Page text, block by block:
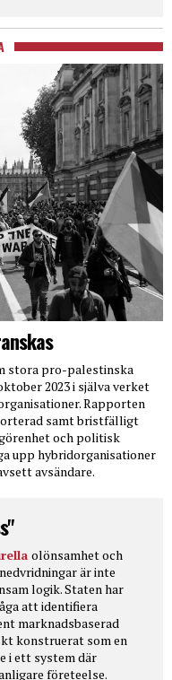
stora pro-palestinska
2023 i själva verket
Rapporten
samt bristfälligt
och politisk
upp hybridorganisationer
avsändare.
olönsamhet och
är inte
logik. Staten har
att identifiera
marknadsbaserad
konstruerat som en
i ett system där
företeelse.